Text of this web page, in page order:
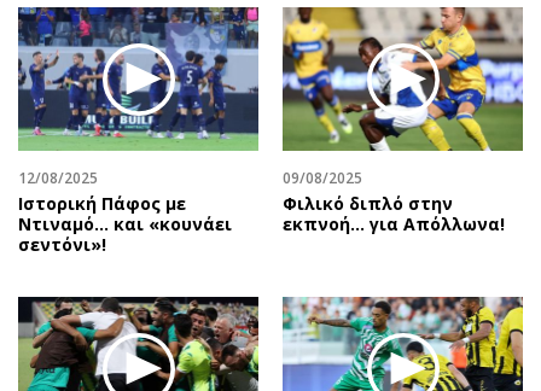
Μουσική
Εικαστικά
Βιβλίο
Χειρόγραφα
Uncut
Προσφορές
Προσωπικότητες στην ''Κ''
Επιστολές
12/08/2025
Ιστορική Πάφος με
Ντιναμό… και «κουνάει
σεντόνι»!
09/08/2025
Φιλικό διπλό στην
εκπνοή… για Απόλλωνα!